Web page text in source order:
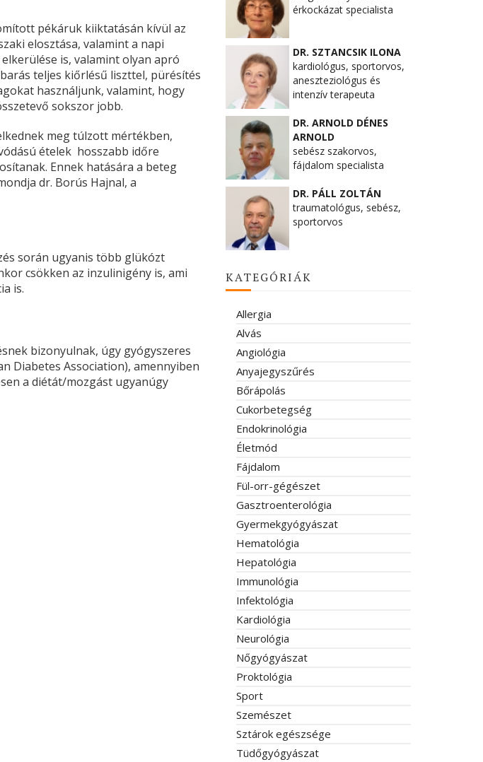
pékáruk kiiktatásán kívül az
elosztása, valamint a napi
is, valamint olyan apró
teljes kiőrlésű liszttel, pürésítés
használjunk, valamint, hogy
sokszor jobb.
meg túlzott mértékben,
ételek hosszabb időre
Ennek hatására a beteg
dr. Borús Hajnal, a
során ugyanis több glükózt
csökken az inzulinigény is, ami
is.
bizonyulnak, úgy gyógyszeres
Diabetes Association), amennyiben
a diétát/mozgást ugyanúgy
érkockázat specialista
DR. SZTANCSIK ILONA
kardiológus, sportorvos,
aneszteziológus és
intenzív terapeuta
DR. ARNOLD DÉNES
ARNOLD
sebész szakorvos,
fájdalom specialista
DR. PÁLL ZOLTÁN
traumatológus, sebész,
sportorvos
KATEGÓRIÁK
Allergia
Alvás
Angiológia
Anyajegyszűrés
Bőrápolás
Cukorbetegség
Endokrinológia
Életmód
Fájdalom
Fül-orr-gégészet
Gasztroenterológia
Gyermekgyógyászat
Hematológia
Hepatológia
Immunológia
Infektológia
Kardiológia
Neurológia
Nőgyógyászat
Proktológia
Sport
Szemészet
Sztárok egészsége
Tüdőgyógyászat